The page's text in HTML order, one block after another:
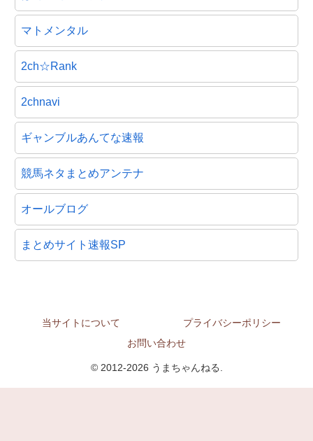
マトメンタル
2ch☆Rank
2chnavi
ギャンブルあんてな速報
競馬ネタまとめアンテナ
オールブログ
まとめサイト速報SP
当サイトについて
プライバシーポリシー
お問い合わせ
© 2012-2026 うまちゃんねる.